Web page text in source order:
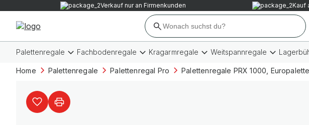
Verkauf nur an Firmenkunden Kauf
Palettenregale Fachbodenregale Kragarmregale Weitspannregale
Home Palettenregale Palettenregal Pro Palettenregale PRX 1000,